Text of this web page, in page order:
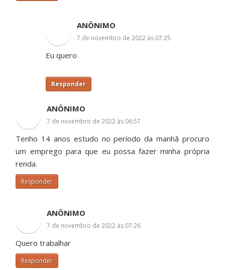
ANÔNIMO
7 de novembro de 2022 às 07:25
Eu quero
Responder
ANÔNIMO
7 de novembro de 2022 às 06:57
Tenho 14 anos estudo no período da manhã procuro
um emprego para que eu possa fazer minha própria
renda.
Responder
ANÔNIMO
7 de novembro de 2022 às 07:26
Quero trabalhar
Responder